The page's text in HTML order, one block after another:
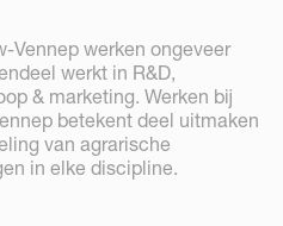
Vennep werken ongeveer
werkt in R&D,
& marketing. Werken bij
betekent deel uitmaken
van agrarische
in elke discipline.